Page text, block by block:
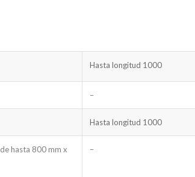
Hasta longitud 1000
–
Hasta longitud 1000
hasta 800 mm x
–